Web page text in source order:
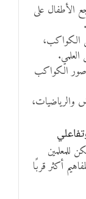
الأطفال على
الكواكب،
صور الكواكب
والرياضيات،
للمعلمين
أكثر قربًا